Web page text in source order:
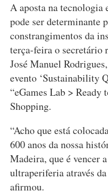
A aposta na tecnologia
pode ser determinante
constrangimentos da
terça-feira o secretário
José Manuel
evento ‘Sustainability
“eGames Lab >
Shopping.
“Acho que está
600 anos da nossa
Madeira, que é vencer
ultraperiferia através
afirmou.